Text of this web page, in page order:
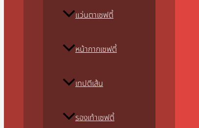
แว่นตาเซฟตี้
หน้ากากเซฟตี้
เทปตีเส้น
รองเท้าเซฟตี้